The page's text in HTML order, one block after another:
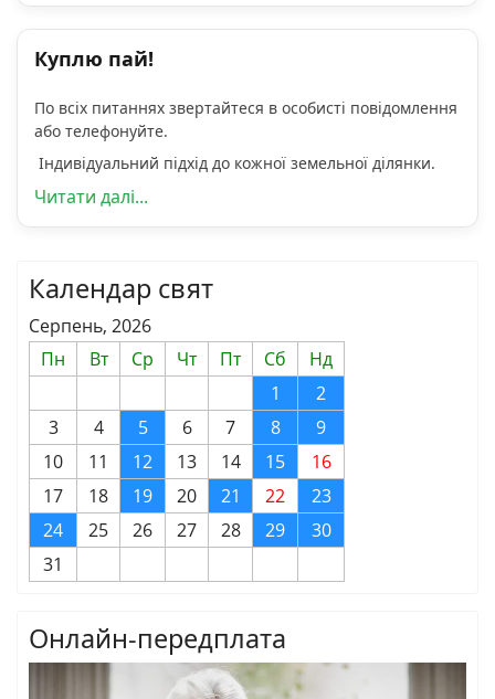
Куплю пай!
По всіх питаннях звертайтеся в особисті повідомлення
або телефонуйте.
Індивідуальний підхід до кожної земельної ділянки.
Читати далі...
Календар свят
Серпень, 2026
Пн
Вт Ср Чт Пт Сб
Нд
1
2
3
4 5 6 7 8
9
10
11 12 13 14 15
16
17
18 19 20 21 22
23
24
25 26 27 28 29
30
31
Онлайн-передплата